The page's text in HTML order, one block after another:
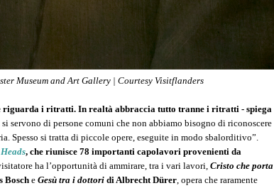
Museum and Art Gallery | Courtesy Visitflanders
riguarda i ritratti. In realtà abbraccia tutto tranne i ritratti - spiega
servono di persone comuni che non abbiamo bisogno di riconoscere
Spesso si tratta di piccole opere, eseguite in modo sbalorditivo”.
, che riunisce 78 importanti capolavori provenienti da
ha l’opportunità di ammirare, tra i vari lavori, Cristo che porta
Bosche Gesù tra i dottori di Albrecht Dürer, opera che raramente